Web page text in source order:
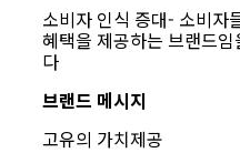
소비자 인식 증대- 소비자
혜택을 제공하는 브랜드
다
브랜드 메시지
고유의 가치제공